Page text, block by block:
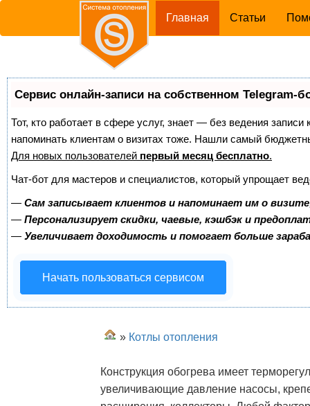
Главная (current)
Статьи
Сервис онлайн-записи на собственном Telegram-
Тот, кто работает в сфере услуг, знает — без ведения
напоминать клиентам о визитах тоже. Нашли самый
Для новых пользователей первый месяц бесплатно.
Чат-бот для мастеров и специалистов, который упрощает
— Сам записывает клиентов и напоминает им о
— Персонализирует скидки, чаевые, кэшбэк и
— Увеличивает доходимость и помогает больше
Начать пользоваться сервисом
» Котлы отопления
Конструкция обогрева имеет
увеличивающие давление насосы,